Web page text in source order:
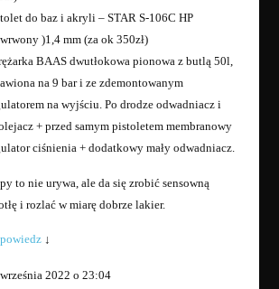
do baz i akryli – STAR S-106C HP
)1,4 mm (za ok 350zł)
BAAS dwutłokowa pionowa z butlą 50l,
na 9 bar i ze zdemontowanym
na wyjściu. Po drodze odwadniacz i
+ przed samym pistoletem membranowy
ciśnienia + dodatkowy mały odwadniacz.
to nie urywa, ale da się zrobić sensowną
i rozlać w miarę dobrze lakier.
↓
2022 o 23:04